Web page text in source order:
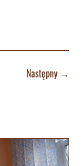
Następny→